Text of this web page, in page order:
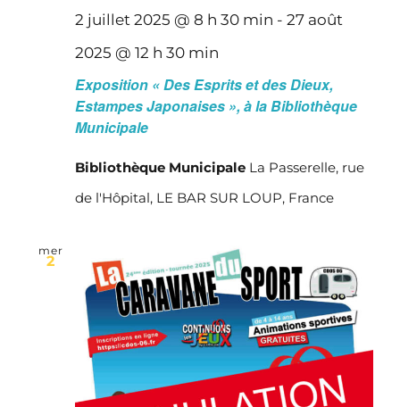
2 juillet 2025 @ 8 h 30 min - 27 août
2025 @ 12 h 30 min
Exposition « Des Esprits et des Dieux,
Estampes Japonaises », à la Bibliothèque
Municipale
Bibliothèque Municipale La Passerelle, rue
de l'Hôpital, LE BAR SUR LOUP, France
mer
2